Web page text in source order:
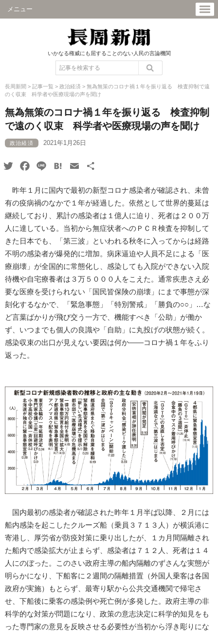
メニュー
いかなる権威にも屈することのない人民の言論機関
長周新聞 > 記事一覧 > 政治経済 > 無為無策のコロナ禍１年を振り返る 検査抑制で遠
のく収束 科学者や医療現場の声を聞け
無為無策のコロナ禍１年を振り返る 検査抑制
で遠のく収束 科学者や医療現場の声を聞け
政治経済 2021年1月26日
TwitterFacebook
Line HatenaEmail
昨年１月に国内で最初の新型コロナ感染者が確認され、未曾
有の疫病禍のなかで１年が経過した。依然として世界的蔓延は
継続しており、累計の感染者は１億人に迫り、死者は２００万
人に達している。当初から無症状者へのＰＣＲ検査を抑制して
きた日本でも、「第三波」といわれる秋冬に入ってからは経路
不明の感染者が爆発的に増加。病床逼迫や人員不足による「医
療崩壊」が全国的に常態化し、感染しても入院ができない入院
待機や自宅療養者は３万５０００人をこえた。通常疾患さえ必
要な医療を受けられない「国民皆保険の崩壊」にまで事態が深
刻化するなかで、「緊急事態」「特別警戒」「勝負の○○」…な
ど言葉ばかりが飛び交う一方で、機能すべき「公助」が働か
ず、いつまでも個人の良識や「自助」に丸投げの状態が続く。
感染収束の出口が見えない要因は何か――コロナ禍１年をふり
返った。
国内最初の感染者が確認された昨年１月半ば以降、２月には
船内感染を起こしたクルーズ船（乗員３７１３人）が横浜港に
寄港し、厚労省が防疫対策に乗り出したが、１カ月間隔離され
た船内で感染拡大が止まらず、感染者は７１２人、死者は１４
人にのぼった。このさい政府主導の船内隔離のずさんな実態が
明らかになり、下船客に２週間の隔離措置（外国人乗客は各国
政府が実施）もとらず、最寄り駅から公共交通機関で帰宅さ
せ、下船後に乗客の感染例や死亡例が多発した。政府主導の非
科学的な対策が問題になり、政策の意志決定に科学的知見をも
った専門家の意見を反映させる必要性が当初から浮き彫りにな